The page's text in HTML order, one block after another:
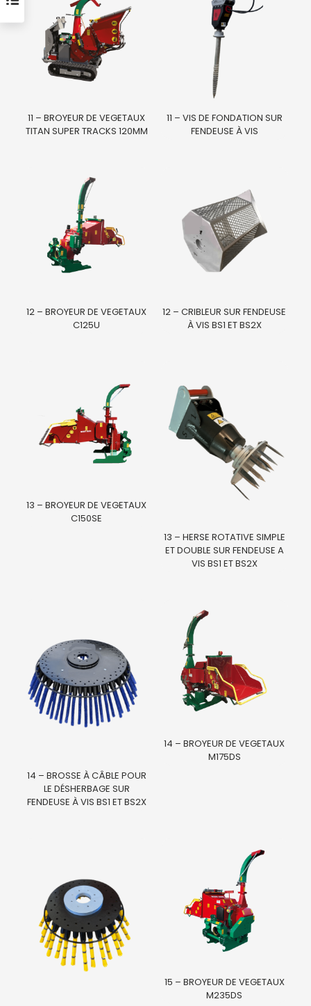
11 – BROYEUR DE VEGETAUX
TITAN SUPER TRACKS 120MM
11 – VIS DE FONDATION SUR
FENDEUSE À VIS
12 – BROYEUR DE VEGETAUX
C125U
12 – CRIBLEUR SUR FENDEUSE
À VIS BS1 ET BS2X
13 – BROYEUR DE VEGETAUX
C150SE
13 – HERSE ROTATIVE SIMPLE
ET DOUBLE SUR FENDEUSE A
VIS BS1 ET BS2X
14 – BROSSE À CÂBLE POUR
LE DÉSHERBAGE SUR
FENDEUSE À VIS BS1 ET BS2X
14 – BROYEUR DE VEGETAUX
M175DS
15 – BROYEUR DE VEGETAUX
M235DS